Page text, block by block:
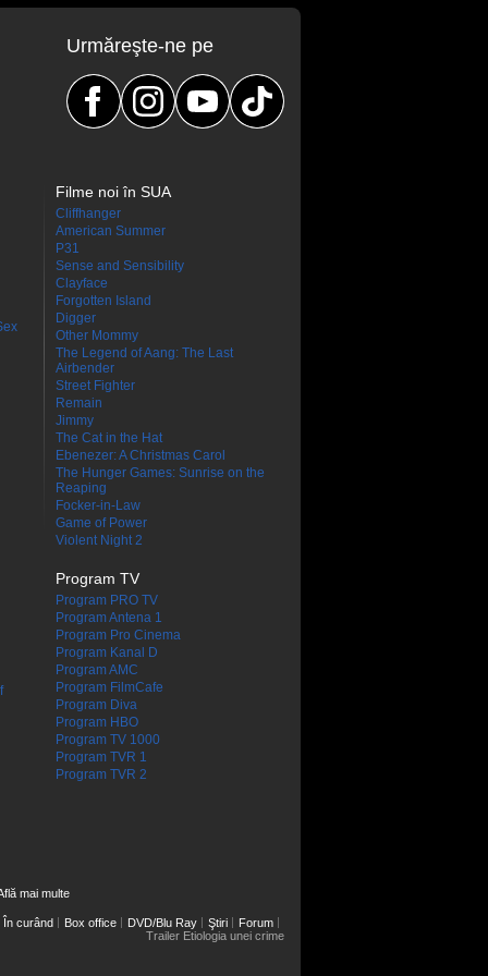
Urmăreşte-ne pe
Filme noi în SUA
Cliffhanger
American Summer
P31
Sense and Sensibility
Clayface
Forgotten Island
Digger
Other Mommy
The Legend of Aang: The Last
Airbender
Street Fighter
Remain
Jimmy
The Cat in the Hat
Ebenezer: A Christmas Carol
The Hunger Games: Sunrise on the
Reaping
Focker-in-Law
Game of Power
Violent Night 2
Program TV
Program PRO TV
Program Antena 1
Program Pro Cinema
Program Kanal D
Program AMC
Program FilmCafe
Program Diva
Program HBO
Program TV 1000
Program TVR 1
Program TVR 2
mai multe
În curând Box office DVD/Blu Ray Ştiri
Forum
Trailer Etiologia unei crime